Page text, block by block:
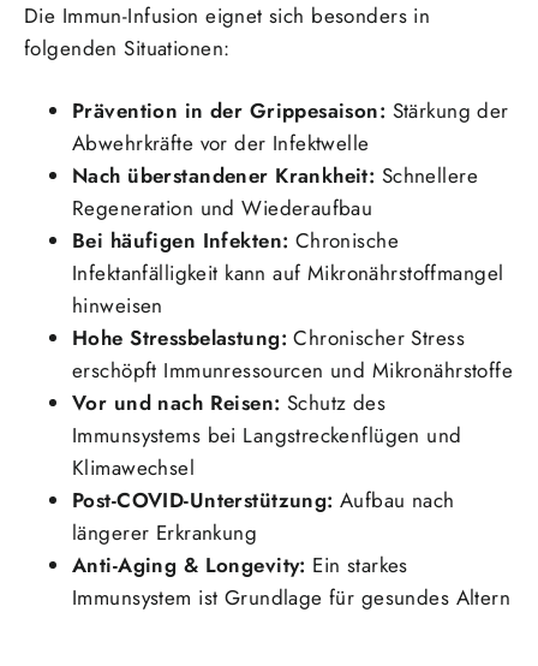
Die Immun-Infusion eignet sich besonders in
folgenden Situationen:
Prävention in der Grippesaison: Stärkung der
Abwehrkräfte vor der Infektwelle
Nach überstandener Krankheit: Schnellere
Regeneration und Wiederaufbau
Bei häufigen Infekten: Chronische
Infektanfälligkeit kann auf Mikronährstoffmangel
hinweisen
Hohe Stressbelastung: Chronischer Stress
erschöpft Immunressourcen und Mikronährstoffe
Vor und nach Reisen: Schutz des
Immunsystems bei Langstreckenflügen und
Klimawechsel
Post-COVID-Unterstützung: Aufbau nach
längerer Erkrankung
Anti-Aging & Longevity: Ein starkes
Immunsystem ist Grundlage für gesundes Altern